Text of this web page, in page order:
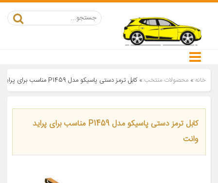
خانه » محصولات منتخب »کابل ترمز دستی پاسیکو مدل P1459 مناسب برای پراید وانت
کابل ترمز دستی پاسیکو مدل P1459 مناسب برای پراید
وانت